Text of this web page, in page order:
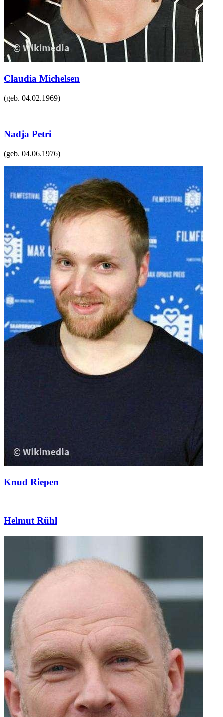
Claudia Michelsen
(geb. 04.02.1969)
Nadja Petri
(geb. 04.06.1976)
Knud Riepen
Helmut Rühl